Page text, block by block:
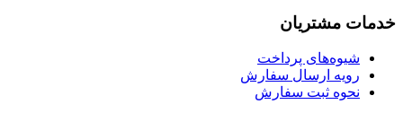
خدمات مشتریان
شیوه‌های پرداخت
رویه ارسال سفارش
نحوه ثبت سفارش